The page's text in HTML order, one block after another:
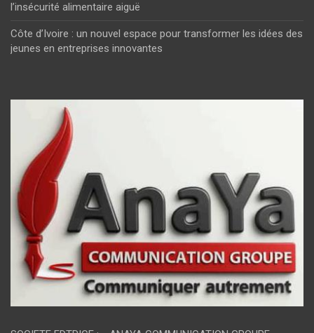
l’insécurité alimentaire aiguë
Côte d’Ivoire : un nouvel espace pour transformer les idées des
jeunes en entreprises innovantes